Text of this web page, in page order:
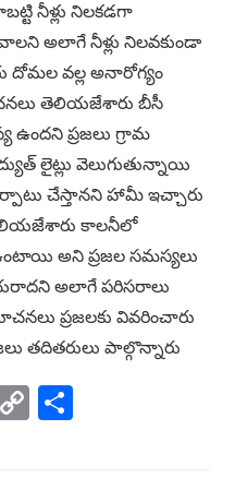
నీళ్లు నిలకడగా
అలాగే నీళ్లు నిలవకుండా
వల్ల అనారోగ్యం
తెలియజేశారు బీసీ
ప్రజలు గ్రామ
లైట్లు వెలుగుతున్నాయి
చేస్తానని హామీ ఇచ్చారు
కాలనీలో
అని ప్రజల సమస్యలు
అలాగే పరిసరాలు
ప్రజలకు వివరించారు
తదితరులు పాల్గొన్నారు
Facebook
Copy